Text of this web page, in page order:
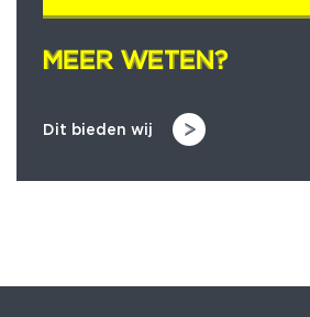
MEER WETEN?
MEER WETEN?
Dit bieden wij